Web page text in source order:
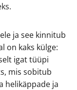
ja see kinnitub
on kaks külge:
igat tüüpi
mis sobitub
helikäppade ja